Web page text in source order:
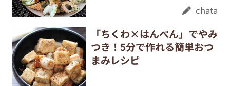
chata
「ちくわ×はんぺん」でやみ
つき！5分で作れる簡単おつ
まみレシピ